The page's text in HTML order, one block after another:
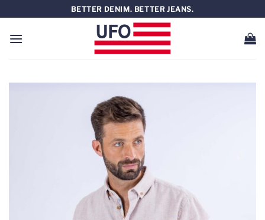
al
contenido
BETTER DENIM. BETTER JEANS.